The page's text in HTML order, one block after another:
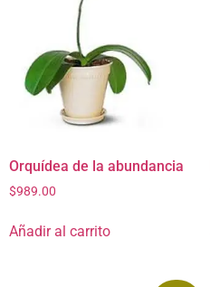
Orquídea de la abundancia
$989.00
Añadir al carrito